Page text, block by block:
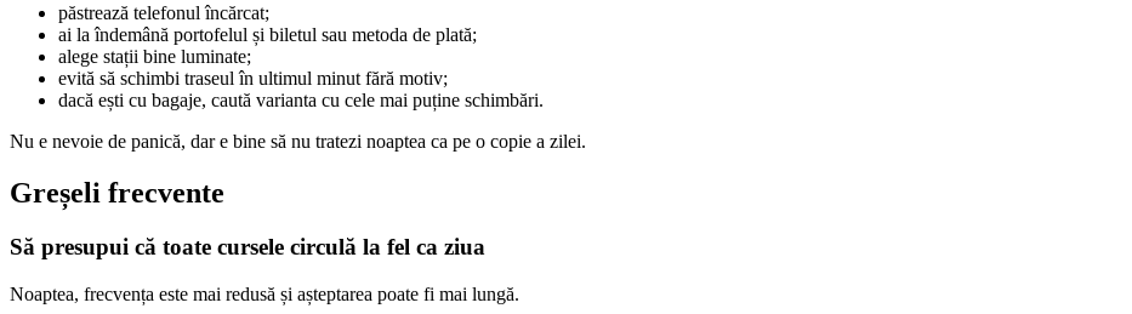
păstrează telefonul încărcat;
ai la îndemână portofelul și biletul sau metoda de plată;
alege stații bine luminate;
evită să schimbi traseul în ultimul minut fără motiv;
dacă ești cu bagaje, caută varianta cu cele mai puține schimbări.
Nu e nevoie de panică, dar e bine să nu tratezi noaptea ca pe o copie a zilei.
Greșeli frecvente
Să presupui că toate cursele circulă la fel ca ziua
Noaptea, frecvența este mai redusă și așteptarea poate fi mai lungă.